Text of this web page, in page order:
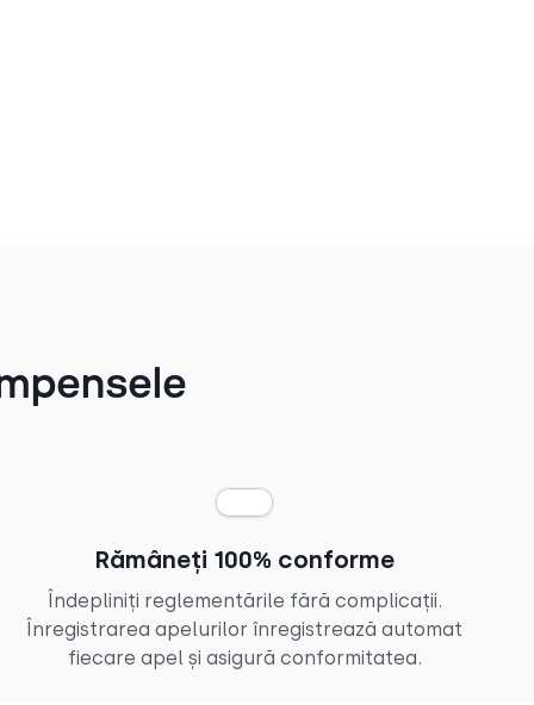
Rămâneți 100% conforme
Îndepliniți reglementările fără complicații.
Înregistrarea apelurilor înregistrează automat
fiecare apel și asigură conformitatea.